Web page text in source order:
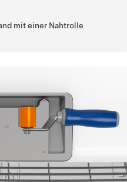
mit einer Nahtrolle